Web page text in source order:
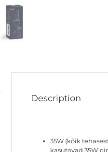
Description
35W (kõik
kasutavad 35W